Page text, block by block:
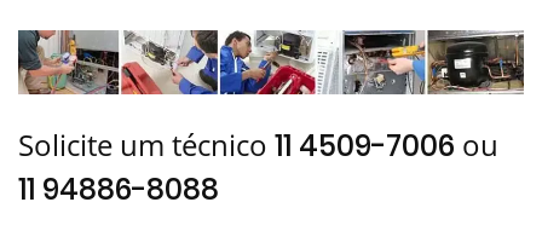
Solicite um técnico 11 4509-7006 ou
11 94886-8088